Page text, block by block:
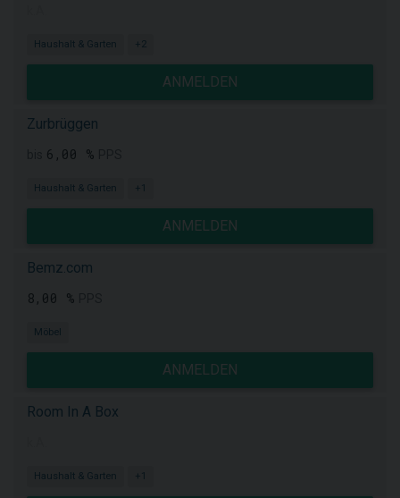
Haushalt & Garten +2
ANMELDEN
Zurbrüggen
6,00 %
Haushalt & Garten +1
ANMELDEN
Bemz.com
8,00 %
Möbel
ANMELDEN
Room In A Box
Haushalt & Garten +1